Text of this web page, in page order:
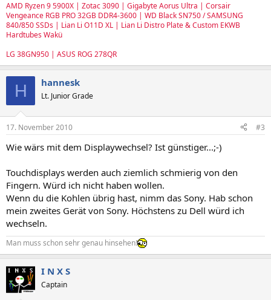
AMD Ryzen 9 5900X | Zotac 3090 | Gigabyte Aorus Ultra | Corsair
Vengeance RGB PRO 32GB DDR4-3600 | WD Black SN750 / SAMSUNG
840/850 SSDs | Lian Li O11D XL | Lian Li Distro Plate & Custom EKWB
Hardtubes Wakü
LG 38GN950 | ASUS ROG 278QR
H hannesk
Lt. Junior Grade
17. November 2010 #3
Wie wärs mit dem Displaywechsel? Ist günstiger...;-)
Touchdisplays werden auch ziemlich schmierig von den
Fingern. Würd ich nicht haben wollen.
Wenn du die Kohlen übrig hast, nimm das Sony. Hab schon
mein zweites Gerät von Sony. Höchstens zu Dell würd ich
wechseln.
Man muss schon sehr genau hinsehen!
I N X S
Captain